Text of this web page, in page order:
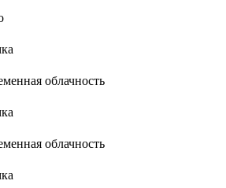
облачность
облачность